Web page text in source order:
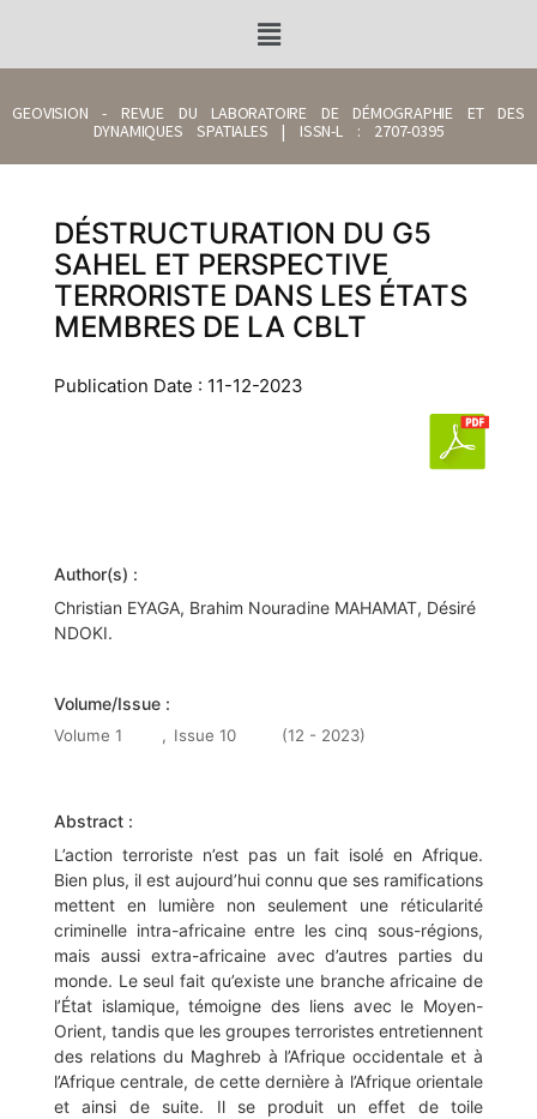
GEOVISION - REVUE DU LABORATOIRE DE DÉMOGRAPHIE ET DES
DYNAMIQUES SPATIALES | ISSN-L : 2707-0395
DÉSTRUCTURATION DU G5
SAHEL ET PERSPECTIVE
TERRORISTE DANS LES ÉTATS
MEMBRES DE LA CBLT
Publication Date : 11-12-2023
Author(s) :
Christian EYAGA, Brahim Nouradine MAHAMAT, Désiré
NDOKI.
Volume/Issue :
Volume 1 , Issue 10 (12 - 2023)
Abstract :
L’action terroriste n’est pas un fait isolé en Afrique.
Bien plus, il est aujourd’hui connu que ses ramifications
mettent en lumière non seulement une réticularité
criminelle intra-africaine entre les cinq sous-régions,
mais aussi extra-africaine avec d’autres parties du
monde. Le seul fait qu’existe une branche africaine de
l’État islamique, témoigne des liens avec le Moyen-
Orient, tandis que les groupes terroristes entretiennent
des relations du Maghreb à l’Afrique occidentale et à
l’Afrique centrale, de cette dernière à l’Afrique orientale
et ainsi de suite. Il se produit un effet de toile